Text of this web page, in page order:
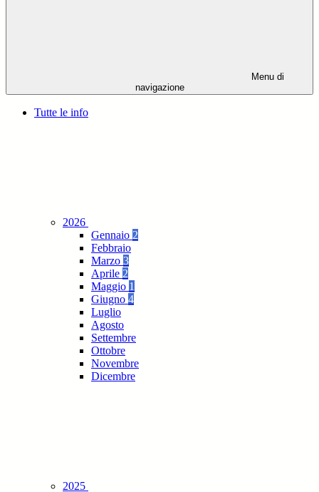
Menu di
navigazione
Tutte le info
2026
Gennaio 2
Febbraio
Marzo 3
Aprile 2
Maggio 1
Giugno 4
Luglio
Agosto
Settembre
Ottobre
Novembre
Dicembre
2025